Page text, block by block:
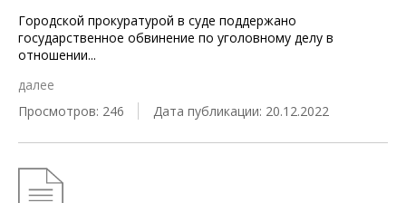
Городской прокуратурой в суде поддержано
государственное обвинение по уголовному делу в
отношении...
далее
Просмотров: 246
Дата публикации: 20.12.2022